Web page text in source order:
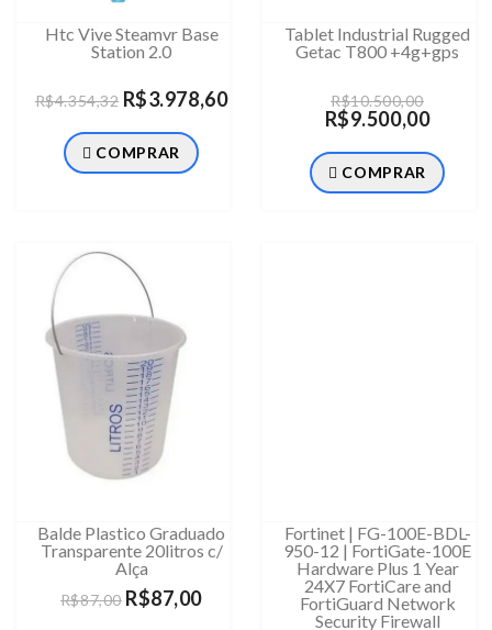
Htc Vive Steamvr Base
Station 2.0
R$4.354,32 R$3.978,60
COMPRAR
Tablet Industrial Rugged
Getac T800 +4g+gps
R$10.500,00
R$9.500,00
COMPRAR
Balde Plastico Graduado
Transparente 20litros c/
Alça
R$87,00R$87,00
Fortinet | FG-100E-BDL-
950-12 | FortiGate-100E
Hardware Plus 1 Year
24X7 FortiCare and
FortiGuard Network
Security Firewall